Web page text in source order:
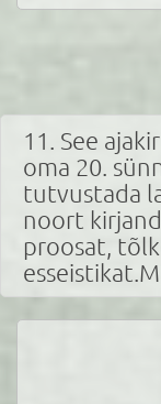
11. See
oma 20.
tutvustada
noort
proosat,